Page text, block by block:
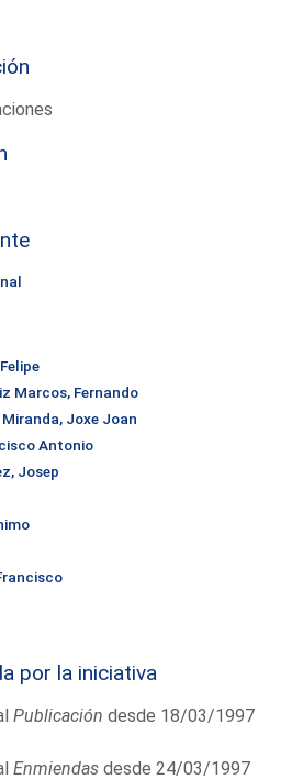
Marcos, Fernando
Joxe Joan
Antonio
Josep
por la iniciativa
Publicación desde 18/03/1997
Enmiendas desde 24/03/1997